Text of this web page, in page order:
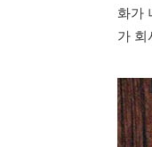
화가
가 회